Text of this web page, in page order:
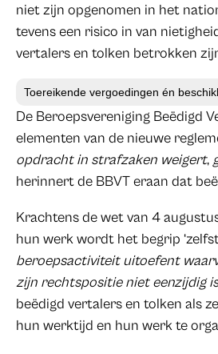
niet zijn opgenomen in het
tevens een risico in van
vertalers en tolken betrokken
Toereikende vergoedingen én
De Beroepsvereniging Beëdigd
elementen van de nieuwe
opdracht in strafzaken weigert,
herinnert de BBVT eraan dat
Krachtens de wet van 4
hun werk wordt het begrip
beroepsactiviteit uitoefent
zijn rechtspositie niet eenzijdig
beëdigd vertalers en tolken als
hun werktijd en hun werk te